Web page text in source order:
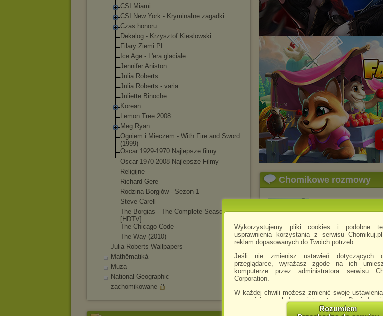
Wykorzystujemy pliki cookies i podobne
usprawnienia korzystania z serwisu
reklam dopasowanych do Twoich potrzeb.
Jeśli nie zmienisz ustawień dotyczących
przeglądarce, wyrażasz zgodę na ich
komputerze przez administratora serwisu
Corporation.
W każdej chwili możesz zmienić swoje
w swojej przeglądarce internetowej. Dowiedz
http://chomikuj.pl/
Rozumiem
CSI Miami
CSI New York - Kryminalne zagadki
Czas honoru
Dekalog - Krzysztof Kieslowski
Filary Ziemi PL
Ice Age - L'era glaciale
Jennifer Aniston
Julia Roberts
Julia Roberts - varia
Juliette Binoche
Korean
Lemon Tree 2008
Meg Ryan
Ogniem i Mieczem - With Fire and Sword
(1999)
Oscar 1929-1970 Najlepsze filmy
Oscar 1970-2008 Najlepsze Filmy
Religijne
Richard Gere
Rodzina Borgiów - Sezon 1
Steve Carell
The Borgias - The Complete Season 1
[HDTV]
The Chicago Code
The Way (2010)
Julia Roberts Wallpapers
Mathēmatiká
Muza
National Geographic
zachomikowane
Chomikowe rozmowy